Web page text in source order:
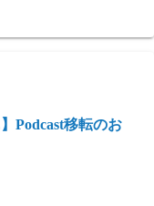
Podcast移転のお